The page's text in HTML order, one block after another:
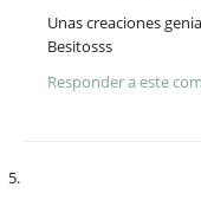
Unas creaciones
Besitosss
Responder a este